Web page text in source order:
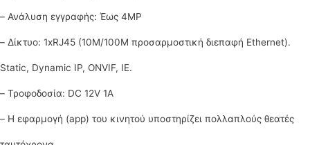
– Ανάλυση εγγραφής: Έως 4MP
– Δίκτυο: 1xRJ45 (10M/100M προσαρμοστική διεπαφή Ethernet).
Static, Dynamic IP, ONVIF, IE.
– Τροφοδοσία: DC 12V 1A
– Η εφαρμογή (app) του κινητού υποστηρίζει πολλαπλούς θεατές